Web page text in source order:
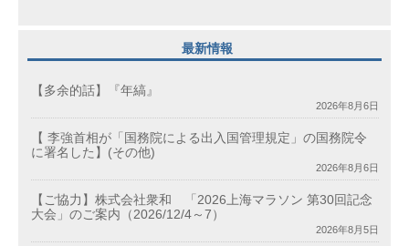
最新情報
【多余的話】『年縞』
2026年8月6日
【 李強首相が「国務院による出入国管理規定」の国務院令
に署名した】(その他)
2026年8月6日
【ご協力】株式会社衆和 「2026上海マラソン 第30回記念
大会」のご案内（2026/12/4～7）
2026年8月5日